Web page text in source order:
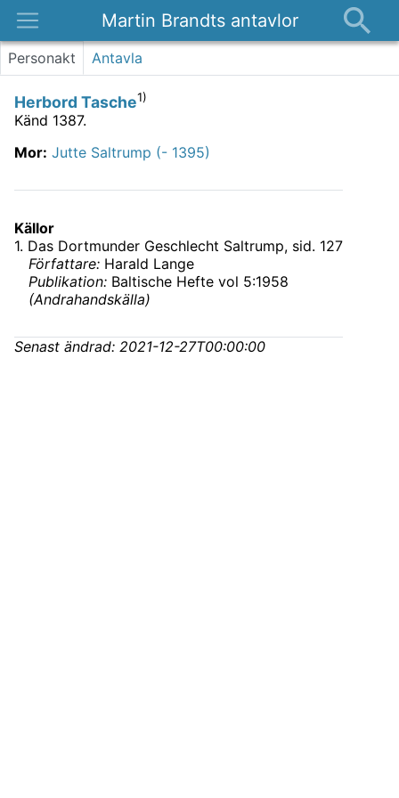
Martin Brandts antavlor
Platser
Om
Kontakt
Personakt Antavla
Herbord Tasche1)
Känd 1387.
Mor: Jutte Saltrump (- 1395)
Källor
1. Das Dortmunder Geschlecht Saltrump, sid. 127
Författare: Harald Lange
Publikation: Baltische Hefte vol 5:1958
(Andrahandskälla)
Senast ändrad: 2021-12-27T00:00:00